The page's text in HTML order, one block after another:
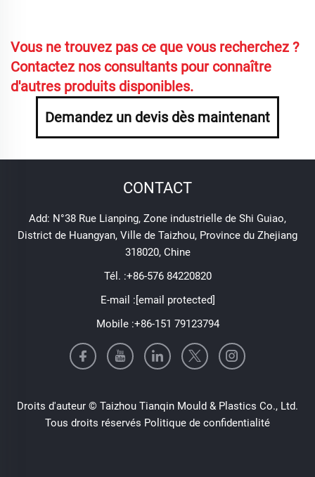
Vous ne trouvez pas ce que vous recherchez ?
Contactez nos consultants pour connaître
d'autres produits disponibles.
Demandez un devis dès maintenant
CONTACT
Add: N°38 Rue Lianping, Zone industrielle de Shi Guiao,
District de Huangyan, Ville de Taizhou, Province du Zhejiang
318020, Chine
Tél. :+86-576 84220820
E-mail :[email protected]
Mobile :+86-151 79123794
Droits d'auteur © Taizhou Tianqin Mould & Plastics Co., Ltd.
Tous droits réservés Politique de confidentialité